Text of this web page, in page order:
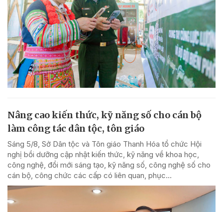
Nâng cao kiến thức, kỹ năng số cho cán bộ
làm công tác dân tộc, tôn giáo
Sáng 5/8, Sở Dân tộc và Tôn giáo Thanh Hóa tổ chức Hội
nghị bồi dưỡng cập nhật kiến thức, kỹ năng về khoa học,
công nghệ, đổi mới sáng tạo, kỹ năng số, công nghệ số cho
cán bộ, công chức các cấp có liên quan, phục...